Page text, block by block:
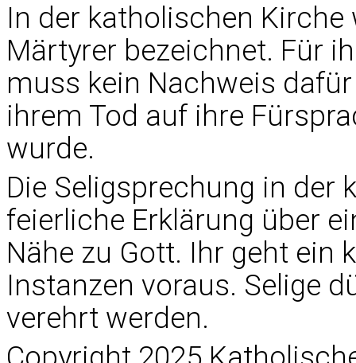
In der katholischen
Märtyrer bezeichnet. Für
muss kein Nachweis
ihrem Tod auf ihre
wurde.
Die Seligsprechung in der
feierliche Erklärung über
Nähe zu Gott. Ihr geht ein
Instanzen voraus. Selige
verehrt werden.